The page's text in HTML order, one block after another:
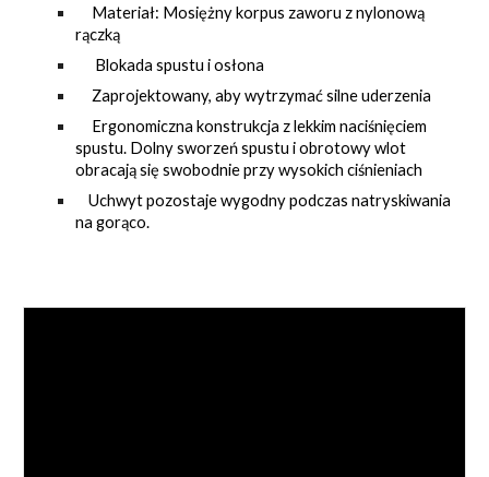
Materiał: Mosiężny korpus zaworu z nylonową
rączką
Blokada spustu i osłona
Zaprojektowany, aby wytrzymać silne uderzenia
Ergonomiczna konstrukcja z lekkim naciśnięciem
spustu. Dolny sworzeń spustu i obrotowy wlot
obracają się swobodnie przy wysokich ciśnieniach
Uchwyt pozostaje wygodny podczas natryskiwania
na gorąco.